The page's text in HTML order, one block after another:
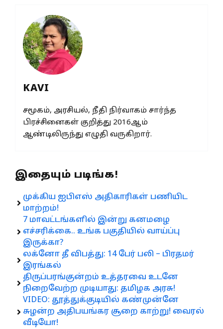
KAVI
சமூகம், அரசியல், நீதி நிர்வாகம் சார்ந்த
பிரச்சினைகள் குறித்து 2016ஆம்
ஆண்டிலிருந்து எழுதி வருகிறார்.
இதையும் படிங்க!
முக்கிய ஐபிஎஸ் அதிகாரிகள் பணியிட
மாற்றம்!
7 மாவட்டங்களில் இன்று கனமழை
எச்சரிக்கை.. உங்க பகுதியில் வாய்ப்பு
இருக்கா?
லக்னோ தீ விபத்து: 14 பேர் பலி – பிரதமர்
இரங்கல்
திருப்பரங்குன்றம் உத்தரவை உடனே
நிறைவேற்ற முடியாது: தமிழக அரசு!
VIDEO: தூத்துக்குடியில் கண்முன்னே
சுழன்ற அதிபயங்கர சூறை காற்று! வைரல்
வீடியோ!